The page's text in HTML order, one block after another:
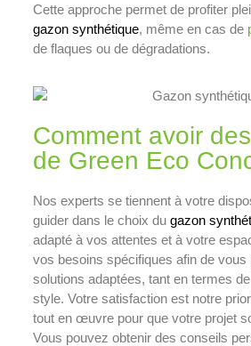
Cette approche permet de profiter
gazon synthétique, même en cas de
de flaques ou de dégradations.
Comment avoir
de Green Eco
Nos experts se tiennent à votre
guider dans le choix du gazon
adapté à vos attentes et à votre
vos besoins spécifiques afin de vous
solutions adaptées, tant en termes
style. Votre satisfaction est notre
tout en œuvre pour que votre projet
Vous pouvez obtenir des conseils